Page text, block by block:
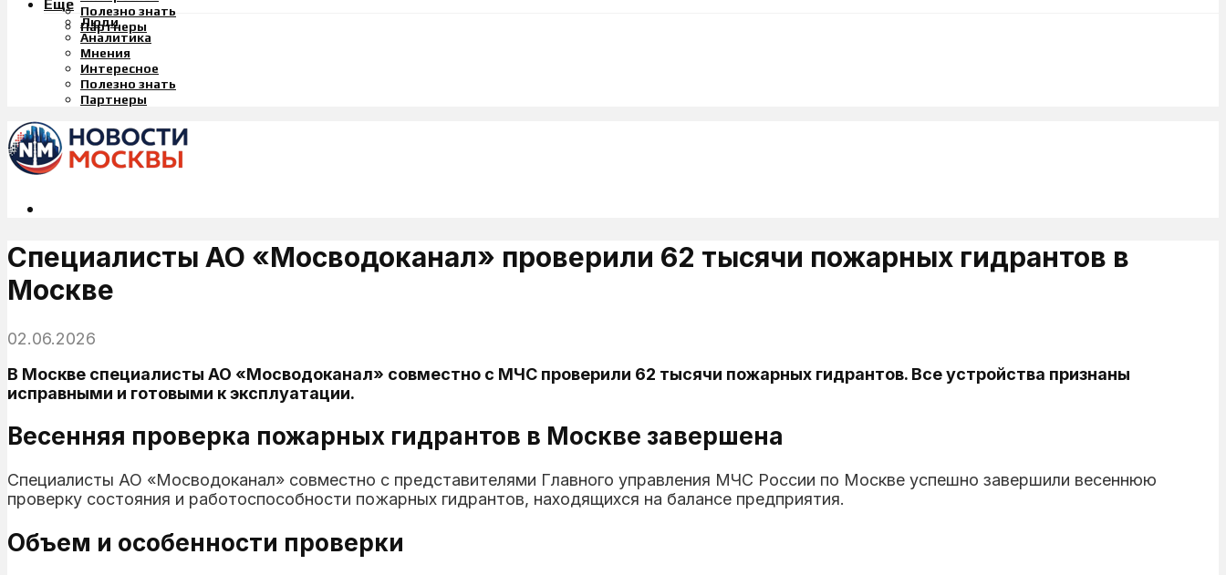
Полезно знать
Партнеры
Еще
Люди
Аналитика
Мнения
Интересное
Полезно знать
Партнеры
Специалисты АО «Мосводоканал» проверили 62 тысячи пожарных гидрантов в
Москве
02.06.2026
В Москве специалисты АО «Мосводоканал» совместно с МЧС проверили 62 тысячи пожарных гидрантов. Все устройства признаны
исправными и готовыми к эксплуатации.
Весенняя проверка пожарных гидрантов в Москве завершена
Специалисты АО «Мосводоканал» совместно с представителями Главного управления МЧС России по Москве успешно завершили весеннюю
проверку состояния и работоспособности пожарных гидрантов, находящихся на балансе предприятия.
Объем и особенности проверки